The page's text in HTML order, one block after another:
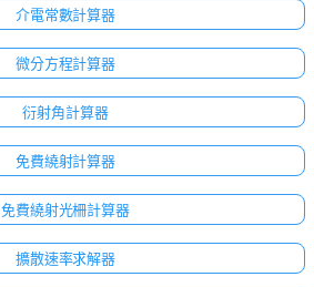
介電常數計算器
微分方程計算器
衍射角計算器
免費繞射計算器
免費繞射光柵計算器
擴散速率求解器